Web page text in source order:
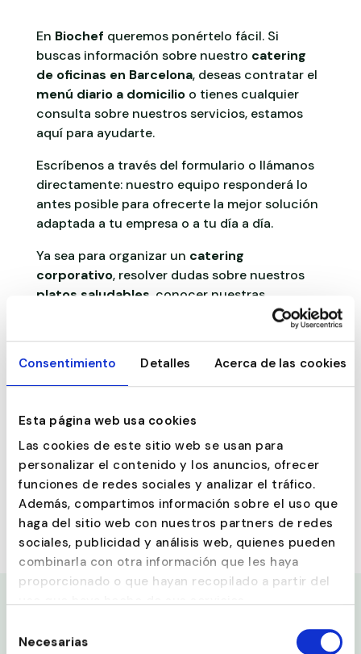
Consentimiento Detalles Acerca de las cookies
Esta página web usa cookies
Las cookies de este sitio web se usan para
personalizar el contenido y los anuncios, ofrecer
funciones de redes sociales y analizar el tráfico.
Además, compartimos información sobre el uso que
haga del sitio web con nuestros partners de redes
sociales, publicidad y análisis web, quienes pueden
combinarla con otra información que les haya
proporcionado o que hayan recopilado a partir del
uso que haya hecho de sus servicios.
deNecesarias
En Biochef queremos ponértelo fácil. Si
buscas información sobre nuestro catering
de oficinas en Barcelona, deseas contratar el
menú diario a domicilioo tienes cualquier
consulta sobre nuestros servicios, estamos
aquí para ayudarte.
Escríbenos a través del formulario o llámanos
directamente: nuestro equipo responderá lo
antes posible para ofrecerte la mejor solución
adaptada a tu empresa o a tu día a día.
Ya sea para organizar un catering
corporativo, resolver dudas sobre nuestros
platos saludables , conocer nuestras
gestionar un pedido especial,
CONTÁCTANOS POR EL
MEDIO QUE PREFIERAS
Whatsapp
Teléfono
Correo Electronico